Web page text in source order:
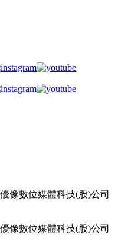
像數位媒體科技(股)公司
像數位媒體科技(股)公司